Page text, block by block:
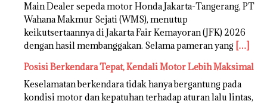
Main Dealer sepeda motor Honda Jakarta-Tangerang, PT
Wahana Makmur Sejati (WMS), menutup
keikutsertaannya di Jakarta Fair Kemayoran (JFK) 2026
dengan hasil membanggakan. Selama pameran yang […]
Posisi Berkendara Tepat, Kendali Motor Lebih Maksimal
Keselamatan berkendara tidak hanya bergantung pada
kondisi motor dan kepatuhan terhadap aturan lalu lintas,